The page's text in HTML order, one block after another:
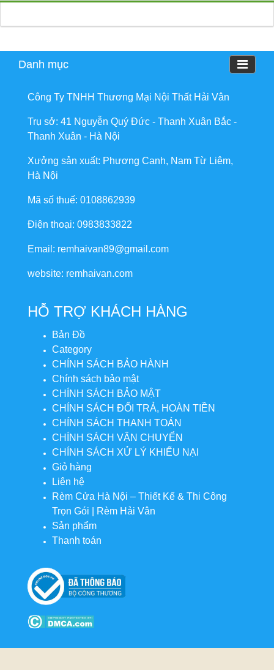
Danh mục
Công Ty TNHH Thương Mại Nội Thất Hải Vân
Trụ sở: 41 Nguyễn Quý Đức - Thanh Xuân Bắc -
Thanh Xuân - Hà Nội
Xưởng sản xuất: Phương Canh, Nam Từ Liêm,
Hà Nội
Mã số thuế: 0108862939
Điện thoại: 0983833822
Email: remhaivan89@gmail.com
website: remhaivan.com
HỖ TRỢ KHÁCH HÀNG
Bản Đồ
Category
CHÍNH SÁCH BẢO HÀNH
Chính sách bảo mật
CHÍNH SÁCH BẢO MẬT
CHÍNH SÁCH ĐỔI TRẢ, HOÀN TIỀN
CHÍNH SÁCH THANH TOÁN
CHÍNH SÁCH VẬN CHUYỂN
CHÍNH SÁCH XỬ LÝ KHIẾU NẠI
Giỏ hàng
Liên hệ
Rèm Cửa Hà Nội – Thiết Kế & Thi Công
Trọn Gói | Rèm Hải Vân
Sản phẩm
Thanh toán